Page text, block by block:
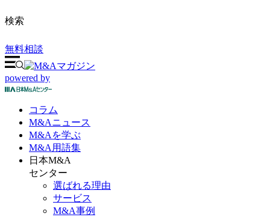
検索
無料相談
powered by
コラム
M&Aニュース
M&Aを学ぶ
M&A 用語集
日本M&A
センター
選ばれる理由
サービス
M&A事例